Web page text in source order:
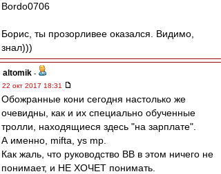
Bordo0706
Борис, ты прозорливее оказался. Видимо,
знал)))
altomik -
22 окт 2017 18:31
Обожранные кони сегодня настолько же
очевидны, как и их специально обученные
тролли, находящиеся здесь "на зарплате".
А именно, mifta, ys mp.
Как жаль, что руководство ВВ в этом ничего не
понимает, и НЕ ХОЧЕТ понимать.